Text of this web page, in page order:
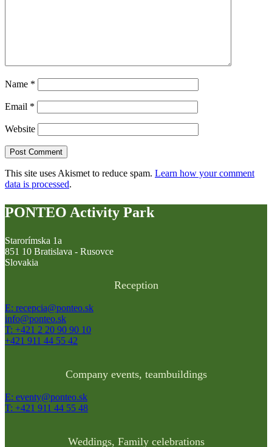
Name *
Email *
Website
This site uses Akismet to reduce spam. Learn how your comment
data is processed.
PONTEO Activity Park
Starorímska 1a
851 10 Bratislava - Rusovce
Slovakia
Reception
E: recepcia@ponteo.sk
info@ponteo.sk
T: +421 2 20 90 90 10
+421 911 44 55 42
Company events, teambuildings
E: eventy@ponteo.sk
T: +421 911 44 55 48
Weddings, Family celebrations